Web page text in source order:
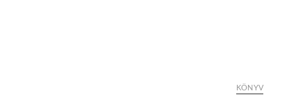
KÖNYV